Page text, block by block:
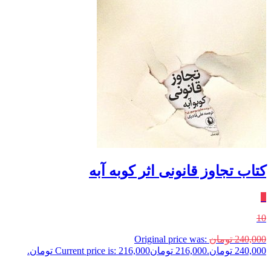
کتاب تجاوز قانونی اثر کوبه آبه
10
240,000 تومان Original price was:
240,000 تومان.
216,000 تومانCurrent price is: 216,000 تومان.